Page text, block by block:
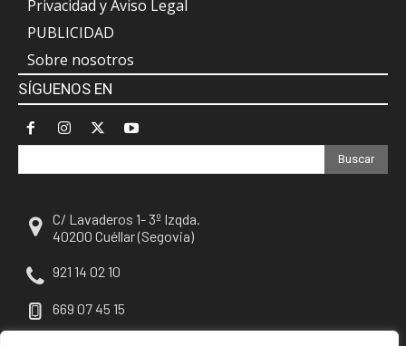
Privacidad y Aviso Legal
PUBLICIDAD
Sobre nosotros
SÍGUENOS EN
Buscar
C/ Lavaderos 1- 3º Izqda.
40200 Cuéllar (Segovia)
921 14 02 10
669 07 45 15